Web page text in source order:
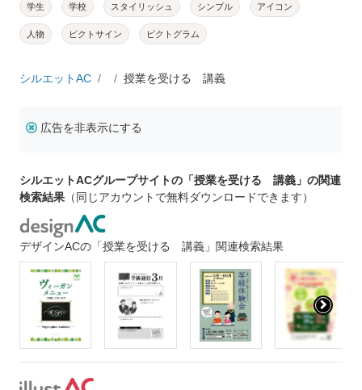
学生 学校 スタイリッシュ シンプル アイコン
人物 ピクトサイン ピクトグラム
シルエットAC 授業を受ける 講義
広告を非表示にする
シルエットACグループサイトの「授業を受ける 講義」の関連
検索結果 （同じアカウントで無料ダウンロードできます）
デザインACの「授業を受ける 講義」関連検索結果